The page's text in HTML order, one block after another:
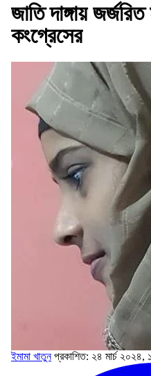
জাতি দাঙ্গায়
কংগ্রেসের
ইমামা খাতুন প্রকাশিত: ২৪ মার্চ ২০২৪,